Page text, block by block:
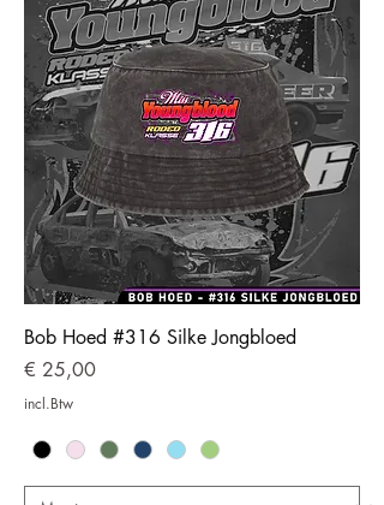
Bob Hoed #316 Silke Jongbloed
Prijs
€ 25,00
incl.Btw